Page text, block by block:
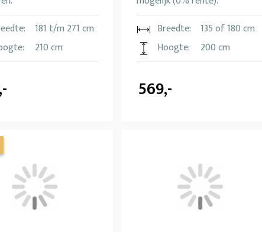
181 t/m 271 cm
210 cm
Breedte:
135 of 180 cm
Hoogte:
200 cm
569,-